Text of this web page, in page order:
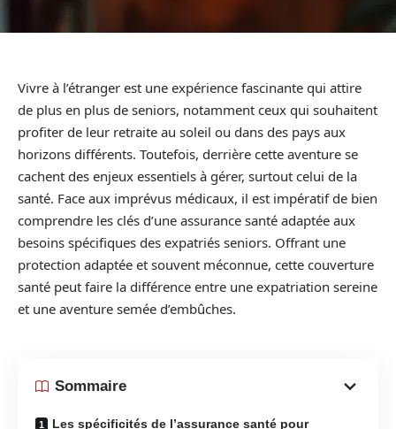
Vivre à l’étranger est une expérience fascinante qui attire
de plus en plus de seniors, notamment ceux qui souhaitent
profiter de leur retraite au soleil ou dans des pays aux
horizons différents. Toutefois, derrière cette aventure se
cachent des enjeux essentiels à gérer, surtout celui de la
santé. Face aux imprévus médicaux, il est impératif de bien
comprendre les clés d’une assurance santé adaptée aux
besoins spécifiques des expatriés seniors. Offrant une
protection adaptée et souvent méconnue, cette couverture
santé peut faire la différence entre une expatriation sereine
et une aventure semée d’embûches.
Sommaire
Les spécificités de l’assurance santé pour